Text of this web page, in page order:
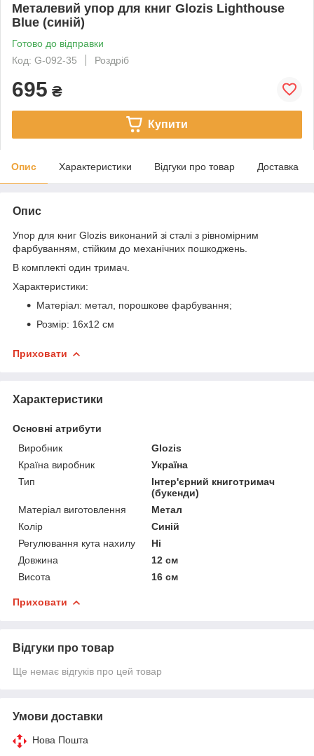
Металевий упор для книг Glozis Lighthouse
Blue (синій)
Готово до відправки
Код: G-092-35
Роздріб
695 ₴
Купити
Опис Характеристики Відгуки про товар Доставка
Опис
Упор для книг Glozis виконаний зі сталі з рівномірним
фарбуванням, стійким до механічних пошкоджень.
В комплекті один тримач.
Характеристики:
Матеріал: метал, порошкове фарбування;
Розмір: 16х12 см
Приховати
Характеристики
Основні атрибути
Виробник
Glozis
Країна виробник
Україна
Тип
Інтер'єрний книготримач
(букенди)
Матеріал виготовлення
Метал
Колір
Синій
Регулювання кута нахилу
Ні
Довжина
12 см
Висота
16 см
Приховати
Відгуки про товар
Ще немає відгуків про цей товар
Умови доставки
Нова Пошта